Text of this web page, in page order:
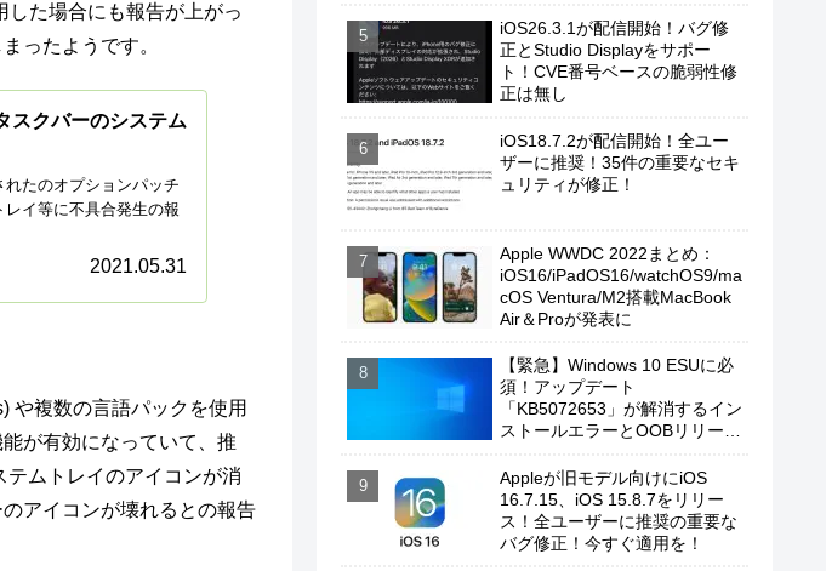
た場合にも報告が上がっ
ったようです。
スクバーのシステム
れたのオプションパッチ
レイ等に不具合発生の報
2021.05.31
や複数の言語パックを使用
が有効になっていて、推
ムトレイのアイコンが消
アイコンが壊れるとの報告
iOS26.3.1が配信開始！バグ修
正とStudio Displayをサポー
ト！CVE番号ベースの脆弱性修
正は無し
iOS18.7.2が配信開始！全ユー
ザーに推奨！35件の重要なセキ
ュリティが修正！
Apple WWDC 2022まとめ：
iOS16/iPadOS16/watchOS9/ma
cOS Ventura/M2搭載MacBook
Air＆Proが発表に
【緊急】Windows 10 ESUに必
須！アップデート
「KB5072653」が解消するイン
ストールエラーとOOBリリース
Appleが旧モデル向けにiOS
16.7.15、iOS 15.8.7をリリー
ス！全ユーザーに推奨の重要な
バグ修正！今すぐ適用を！